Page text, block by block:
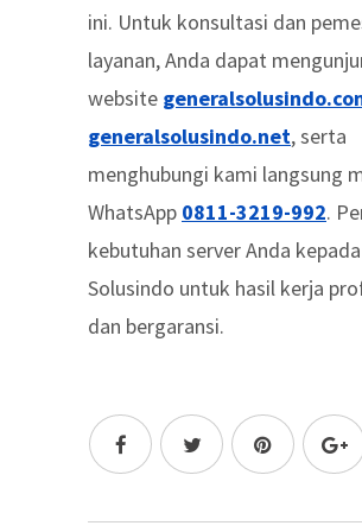
ini. Untuk konsultasi dan
layanan, Anda dapat
website
generalsolusindo.net, serta
menghubungi kami langsung
WhatsApp 0811-3219-992.
kebutuhan server Anda
Solusindo untuk hasil kerja
dan bergaransi.